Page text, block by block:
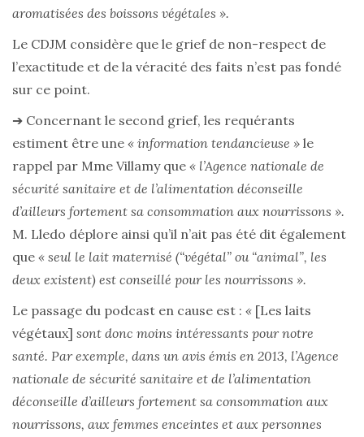
aromatisées des boissons végétales ».
Le CDJM considère que le grief de non-respect de
l’exactitude et de la véracité des faits n’est pas fondé
sur ce point.
➔ Concernant le second grief, les requérants
estiment être une « information tendancieuse » le
rappel par Mme Villamy que « l’Agence nationale de
sécurité sanitaire et de l’alimentation déconseille
d’ailleurs fortement sa consommation aux nourrissons ».
M. Lledo déplore ainsi qu’il n’ait pas été dit également
que « seul le lait maternisé (“végétal” ou “animal”, les
deux existent) est conseillé pour les nourrissons ».
Le passage du podcast en cause est : « [Les laits
végétaux] sont donc moins intéressants pour notre
santé. Par exemple, dans un avis émis en 2013, l’Agence
nationale de sécurité sanitaire et de l’alimentation
déconseille d’ailleurs fortement sa consommation aux
nourrissons, aux femmes enceintes et aux personnes